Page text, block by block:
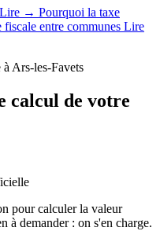
Lire → Pourquoi la taxe
fiscale entre communes Lire
Ars-les-Favets
calcul de votre
pour calculer la valeur
à demander : on s'en charge.